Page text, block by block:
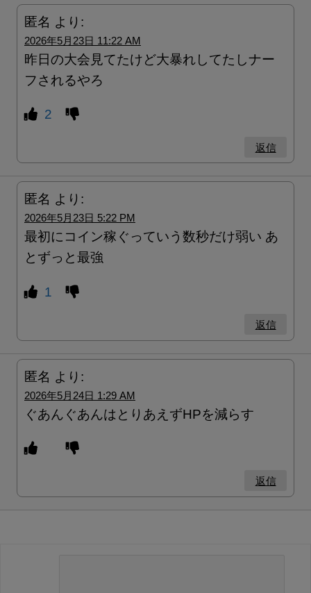
匿名 より:
2026年5月23日 11:22 AM
昨日の大会見てたけど大暴れしてたしナー
フされるやろ
2
返信
匿名 より:
2026年5月23日 5:22 PM
最初にコイン稼ぐっていう数秒だけ弱い あ
とずっと最強
1
返信
匿名 より:
2026年5月24日 1:29 AM
ぐあんぐあんはとりあえずHPを減らす
返信